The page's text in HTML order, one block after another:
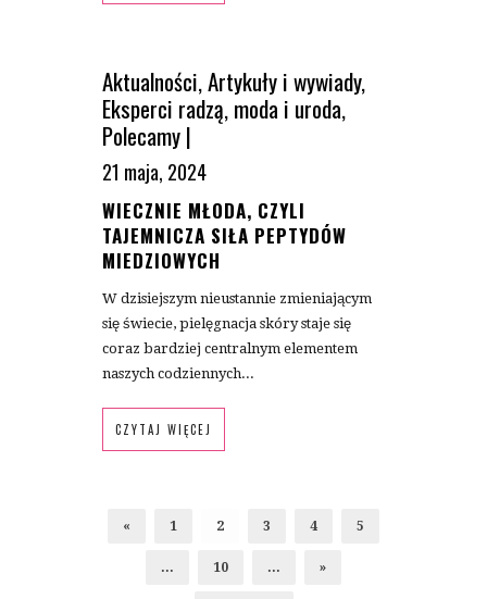
Aktualności,Artykuły i wywiady,
Eksperci radzą,moda i uroda,
Polecamy|
21 maja, 2024
WIECZNIE MŁODA, CZYLI
TAJEMNICZA SIŁA PEPTYDÓW
MIEDZIOWYCH
W dzisiejszym nieustannie zmieniającym
się świecie, pielęgnacja skóry staje się
coraz bardziej centralnym elementem
naszych codziennych...
CZYTAJ WIĘCEJ
« 1 2 3 4 5
... 10 ... »